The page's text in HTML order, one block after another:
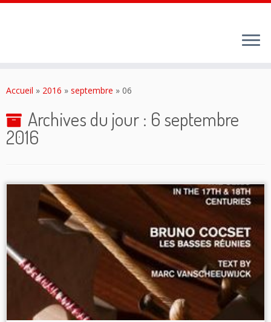
auAccueil » 2016 » septembre » 06
Archives du jour : 6 septembre
2016